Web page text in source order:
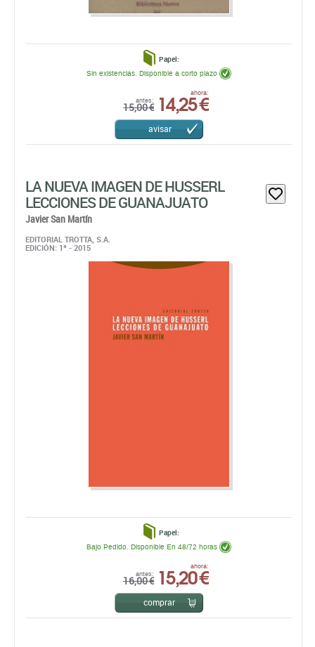
Papel:
antes:
15,00 €
ahora:
14,25 €
Sin existencias. Disponible a corto plazo
avisar
LA NUEVA IMAGEN DE HUSSERL
LECCIONES DE GUANAJUATO
Javier San Martín
EDITORIAL TROTTA, S.A.
EDICIÓN: 1ª - 2015
Papel:
antes:
16,00 €
ahora:
15,20 €
Bajo Pedido. Disponible En 48/72 horas
comprar